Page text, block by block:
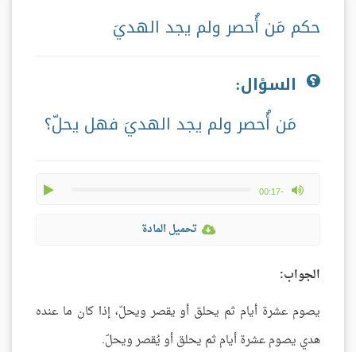
حكم مَن أُحصر ولم يجد الهديَ
السؤال:
مَن أُحصر ولم يجد الهديَ فهل يحلّ؟
-00:17
max volume
تحميل المادة
الجواب:
يصوم عشرة أيام ثم يحلق أو يقصر ويحلّ، إذا كان ما عنده
هدي يصوم عشرة أيام ثم يحلق أو يُقصر ويحلّ.